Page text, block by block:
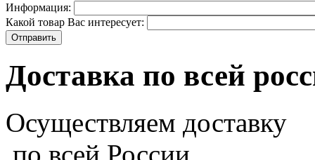
Информация:
Какой товар Вас интересует:
Доставка по всей
Осуществляем доставку